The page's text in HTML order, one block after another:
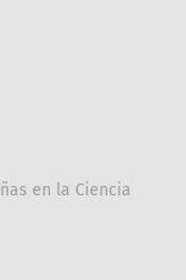
en la Ciencia